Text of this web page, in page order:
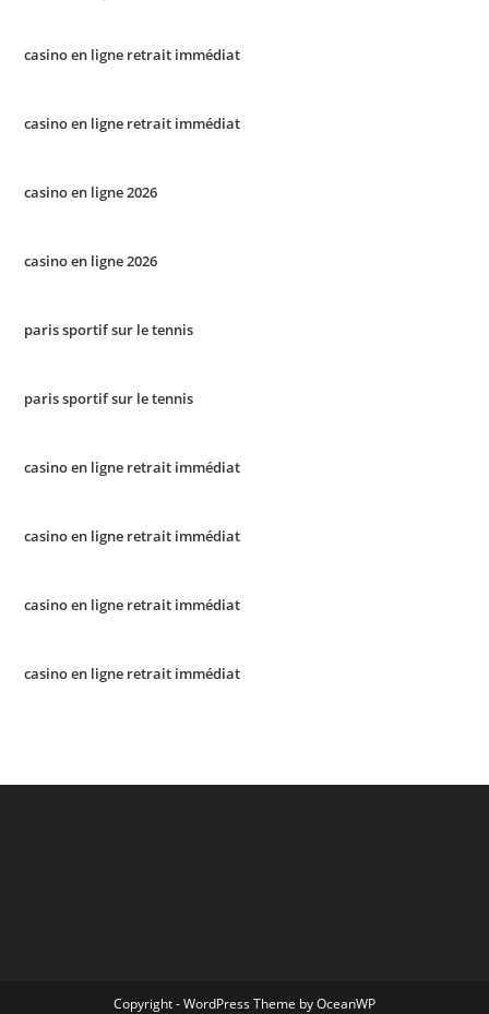
casino en ligne retrait immédiat
casino en ligne retrait immédiat
casino en ligne 2026
casino en ligne 2026
paris sportif sur le tennis
paris sportif sur le tennis
casino en ligne retrait immédiat
casino en ligne retrait immédiat
casino en ligne retrait immédiat
casino en ligne retrait immédiat
Copyright - WordPress Theme by OceanWP